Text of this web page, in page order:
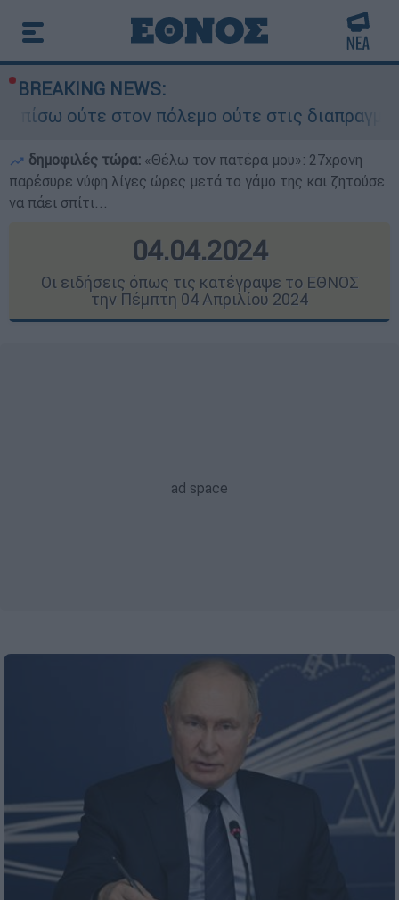
BREAKING NEWS:
πόλεμο ούτε στις διαπραγματεύσεις» - Οι
δημοφιλές τώρα: «Θέλω τον πατέρα μου»: 27χρονη
παρέσυρε νύφη λίγες ώρες μετά το γάμο της και ζητούσε
να πάει σπίτι...
04.04.2024
Οι ειδήσεις όπως τις κατέγραψε το ΕΘΝΟΣ
την Πέμπτη 04 Απριλίου 2024